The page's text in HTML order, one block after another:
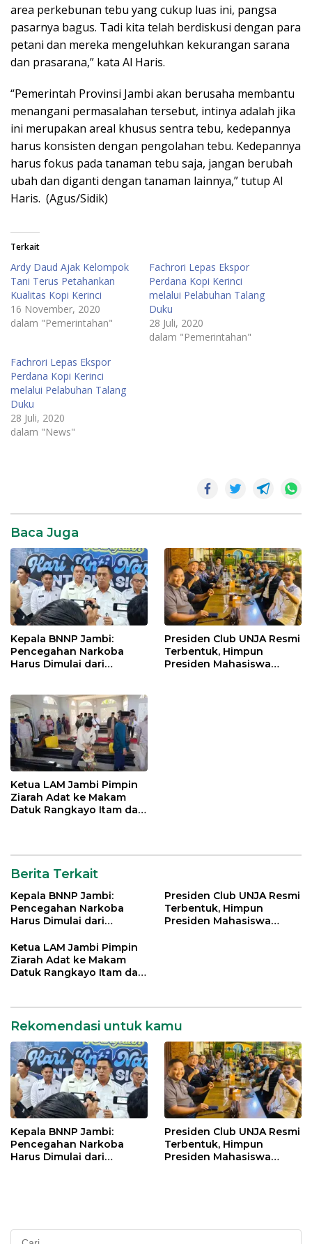
area perkebunan tebu yang cukup luas ini, pangsa
pasarnya bagus. Tadi kita telah berdiskusi dengan para
petani dan mereka mengeluhkan kekurangan sarana
dan prasarana,” kata Al Haris.
“Pemerintah Provinsi Jambi akan berusaha membantu
menangani permasalahan tersebut, intinya adalah jika
ini merupakan areal khusus sentra tebu, kedepannya
harus konsisten dengan pengolahan tebu. Kedepannya
harus fokus pada tanaman tebu saja, jangan berubah
ubah dan diganti dengan tanaman lainnya,” tutup Al
Haris. (Agus/Sidik)
Terkait
Ardy Daud Ajak Kelompok
Tani Terus Petahankan
Kualitas Kopi Kerinci
16 November, 2020
dalam "Pemerintahan"
Fachrori Lepas Ekspor
Perdana Kopi Kerinci
melalui Pelabuhan Talang
Duku
28 Juli, 2020
dalam "Pemerintahan"
Fachrori Lepas Ekspor
Perdana Kopi Kerinci
melalui Pelabuhan Talang
Duku
28 Juli, 2020
dalam "News"
Baca Juga
Kepala BNNP Jambi:
Pencegahan Narkoba
Harus Dimulai dari
Presiden Club UNJA Resmi
Terbentuk, Himpun
Presiden Mahasiswa
Ketua LAM Jambi Pimpin
Ziarah Adat ke Makam
Datuk Rangkayo Itam dan
Berita Terkait
Kepala BNNP Jambi:
Pencegahan Narkoba
Harus Dimulai dari
Indonesia Emas 2045
Presiden Club UNJA Resmi
Terbentuk, Himpun
Presiden Mahasiswa
Ketua LAM Jambi Pimpin
Ziarah Adat ke Makam
Datuk Rangkayo Itam dan
Rekomendasi untuk kamu
Kepala BNNP Jambi:
Pencegahan Narkoba
Harus Dimulai dari
Presiden Club UNJA Resmi
Terbentuk, Himpun
Presiden Mahasiswa
Cari